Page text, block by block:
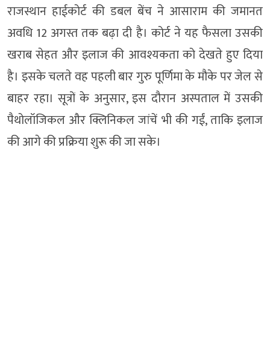
राजस्थान हाईकोर्ट की डबल बेंच ने आसाराम की जमानत
अवधि 12 अगस्त तक बढ़ा दी है। कोर्ट ने यह फैसला उसकी
खराब सेहत और इलाज की आवश्यकता को देखते हुए दिया
है। इसके चलते वह पहली बार गुरु पूर्णिमा के मौके पर जेल से
बाहर रहा। सूत्रों के अनुसार, इस दौरान अस्पताल में उसकी
पैथोलॉजिकल और क्लिनिकल जांचें भी की गईं, ताकि इलाज
की आगे की प्रक्रिया शुरू की जा सके।